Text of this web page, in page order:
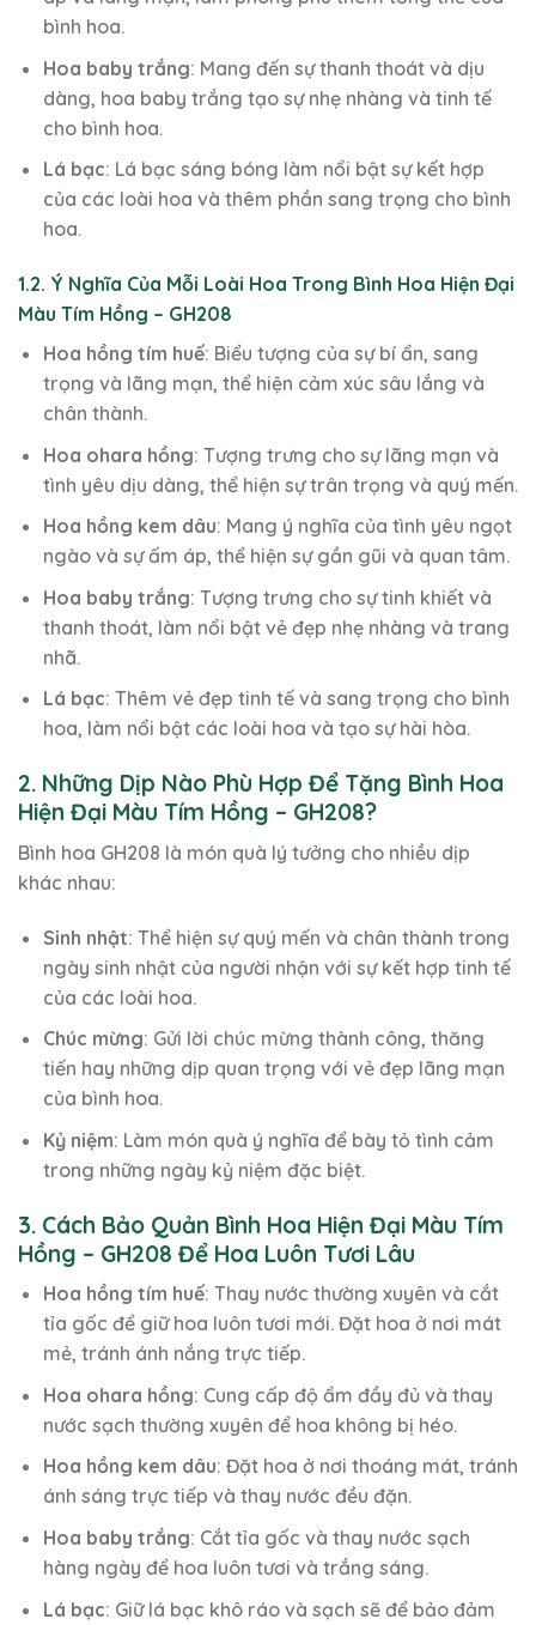
bình hoa.
Hoa baby trắng: Mang đến sự thanh thoát và dịu
dàng, hoa baby trắng tạo sự nhẹ nhàng và tinh tế
cho bình hoa.
Lá bạc: Lá bạc sáng bóng làm nổi bật sự kết hợp
của các loài hoa và thêm phần sang trọng cho bình
hoa.
1.2. Ý Nghĩa Của Mỗi Loài Hoa Trong Bình Hoa Hiện Đại
Màu Tím Hồng – GH208
Hoa hồng tím huế: Biểu tượng của sự bí ẩn, sang
trọng và lãng mạn, thể hiện cảm xúc sâu lắng và
chân thành.
Hoa ohara hồng: Tượng trưng cho sự lãng mạn và
tình yêu dịu dàng, thể hiện sự trân trọng và quý mến.
Hoa hồng kem dâu: Mang ý nghĩa của tình yêu ngọt
ngào và sự ấm áp, thể hiện sự gần gũi và quan tâm.
Hoa baby trắng: Tượng trưng cho sự tinh khiết và
thanh thoát, làm nổi bật vẻ đẹp nhẹ nhàng và trang
nhã.
Lá bạc: Thêm vẻ đẹp tinh tế và sang trọng cho bình
hoa, làm nổi bật các loài hoa và tạo sự hài hòa.
2. Những Dịp Nào Phù Hợp Để Tặng Bình Hoa
Hiện Đại Màu Tím Hồng – GH208?
Bình hoa GH208 là món quà lý tưởng cho nhiều dịp
khác nhau:
Sinh nhật: Thể hiện sự quý mến và chân thành trong
ngày sinh nhật của người nhận với sự kết hợp tinh tế
của các loài hoa.
Chúc mừng: Gửi lời chúc mừng thành công, thăng
tiến hay những dịp quan trọng với vẻ đẹp lãng mạn
của bình hoa.
Kỷ niệm: Làm món quà ý nghĩa để bày tỏ tình cảm
trong những ngày kỷ niệm đặc biệt.
3. Cách Bảo Quản Bình Hoa Hiện Đại Màu Tím
Hồng – GH208 Để Hoa Luôn Tươi Lâu
Hoa hồng tím huế: Thay nước thường xuyên và cắt
tỉa gốc để giữ hoa luôn tươi mới. Đặt hoa ở nơi mát
mẻ, tránh ánh nắng trực tiếp.
Hoa ohara hồng: Cung cấp độ ẩm đầy đủ và thay
nước sạch thường xuyên để hoa không bị héo.
Hoa hồng kem dâu: Đặt hoa ở nơi thoáng mát, tránh
ánh sáng trực tiếp và thay nước đều đặn.
Hoa baby trắng: Cắt tỉa gốc và thay nước sạch
hàng ngày để hoa luôn tươi và trắng sáng.
Lá bạc: Giữ lá bạc khô ráo và sạch sẽ để bảo đảm